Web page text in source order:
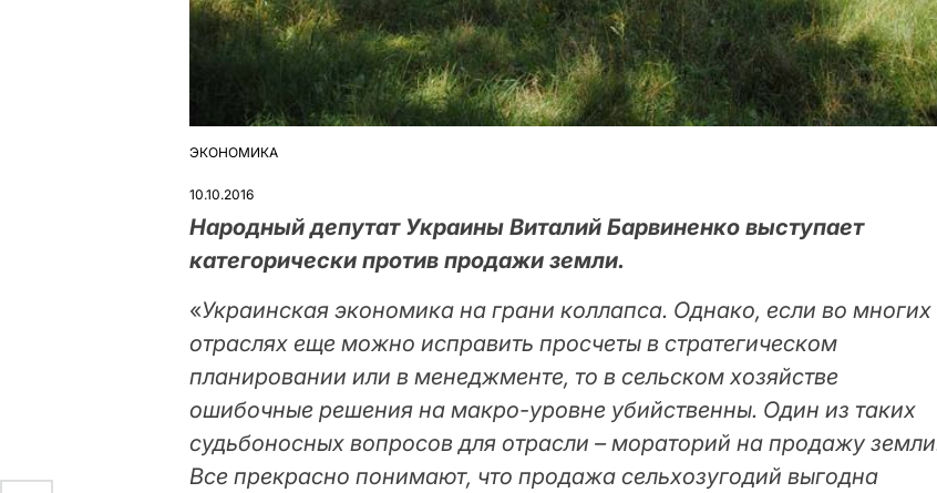
ОПУБЛІКУВАТИ
ЭКОНОМИКА
10.10.2016
Народный депутат Украины Виталий Барвиненко выступает
категорически против продажи земли.
«Украинская экономика на грани коллапса. Однако, если во многих
отраслях еще можно исправить просчеты в стратегическом
планировании или в менеджменте, то в сельском хозяйстве
ошибочные решения на макро-уровне убийственны. Один из таких
судьбоносных вопросов для отрасли – мораторий на продажу
Все прекрасно понимают, что продажа сельхозугодий выгодна